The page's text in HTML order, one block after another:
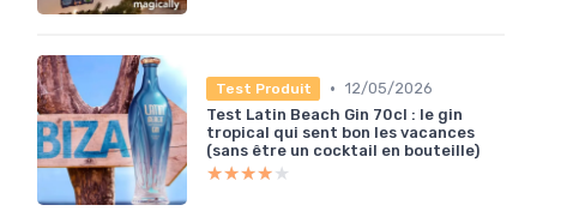
Test Produit • 12/05/2026
Test Latin Beach Gin 70cl : le gin
tropical qui sent bon les vacances
(sans être un cocktail en bouteille)
★★★★★
★★★★★